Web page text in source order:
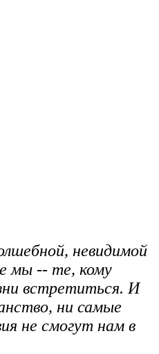
невидимой
мы -- те, кому
встретиться. И
ни самые
не смогут нам в